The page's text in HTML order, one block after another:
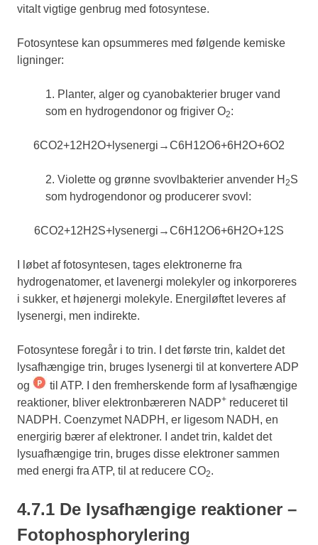
vitalt vigtige genbrug med fotosyntese.
Fotosyntese kan opsummeres med følgende kemiske
ligninger:
1. Planter, alger og cyanobakterier bruger vand
som en hydrogendonor og frigiver O2:
6CO2+12H 2O+ lysenergi →C6H 12O6+6H 2O+6O2
2. Violette og grønne svovlbakterier anvender H 2S
som hydrogendonor og producerer svovl:
6CO2+12H 2S+ lysenergi →C6H 12O6+6H 2O+12S
I løbet af fotosyntesen, tages elektronerne fra
hydrogenatomer, et lavenergi molekyler og inkorporeres
i sukker, et højenergi molekyle. Energiløftet leveres af
lysenergi, men indirekte.
Fotosyntese foregår i to trin. I det første trin, kaldet det
lysafhængige trin, bruges lysenergi til at konvertere ADP
og
til ATP. I den fremherskende form af lysafhængige
reaktioner, bliver elektronbæreren NADP+ reduceret til
NADPH. Coenzymet NADPH, er ligesom NADH, en
energirig bærer af elektroner. I andet trin, kaldet det
lysuafhængige trin, bruges disse elektroner sammen
med energi fra ATP, til at reducere CO2.
4.7.1 De lysafhængige reaktioner –
Fotophosphorylering